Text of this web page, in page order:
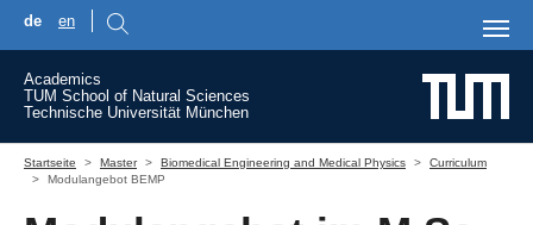
de en
Academics
TUM School of Natural Sciences
Technische Universität München
Startseite
Master Biomedical Engineering and Medical Physics
Curriculum
Modulangebot BEMP